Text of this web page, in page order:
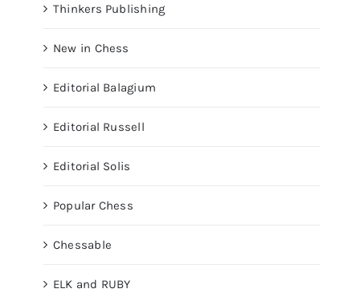
Thinkers Publishing
New in Chess
Editorial Balagium
Editorial Russell
Editorial Solis
Popular Chess
Chessable
ELK and RUBY